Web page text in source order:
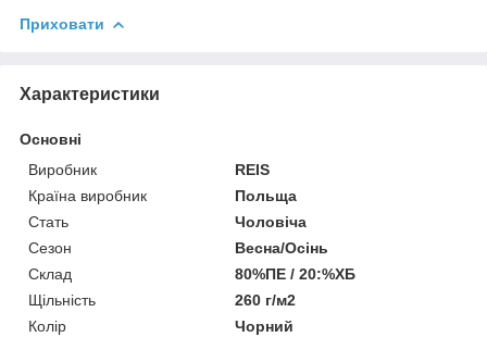
Приховати
Характеристики
Основні
Виробник
REIS
Країна виробник
Польща
Стать
Чоловіча
Сезон
Весна/Осінь
Склад
80%ПЕ / 20:%ХБ
Щільність
260 г/м2
Колір
Чорний